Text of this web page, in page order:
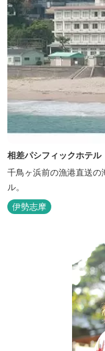
相差パシフィックホテル
千鳥ヶ浜前の漁港直送
ル。
伊勢志摩